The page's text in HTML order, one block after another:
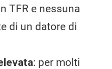
TFR e nessuna
di un datore di
: per molti